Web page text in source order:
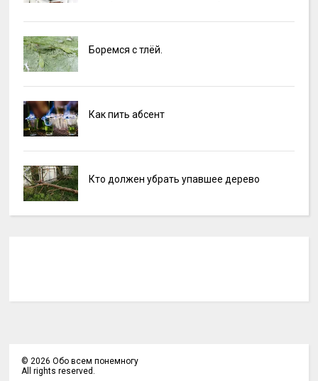
Боремся с тлёй.
Как пить абсент
Кто должен убрать упавшее дерево
© 2026 Обо всем понемногу
All rights reserved.